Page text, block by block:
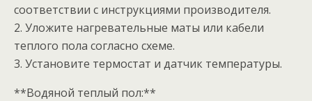
соответствии с инструкциями производителя.
2. Уложите нагревательные маты или кабели
теплого пола согласно схеме.
3. Установите термостат и датчик температуры.
**Водяной теплый пол:**